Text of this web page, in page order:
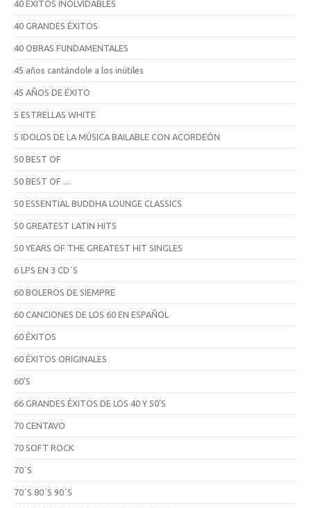
40 ÉXITOS INOLVIDABLES
40 GRANDES ÉXITOS
40 OBRAS FUNDAMENTALES
45 años cantándole a los inútiles
45 AÑOS DE ÉXITO
5 ESTRELLAS WHITE
5 IDOLOS DE LA MÚSICA BAILABLE CON ACORDEÓN
50 BEST OF
50 BEST OF …
50 ESSENTIAL BUDDHA LOUNGE CLASSICS
50 GREATEST LATIN HITS
50 YEARS OF THE GREATEST HIT SINGLES
6 LPS EN 3 CD´S
60 BOLEROS DE SIEMPRE
60 CANCIONES DE LOS 60 EN ESPAÑOL
60 ÉXITOS
60 ÉXITOS ORIGINALES
60'S
66 GRANDES ÉXITOS DE LOS 40 Y 50'S
70 CENTAVO
70 SOFT ROCK
70´S
70´S 80´S 90´S